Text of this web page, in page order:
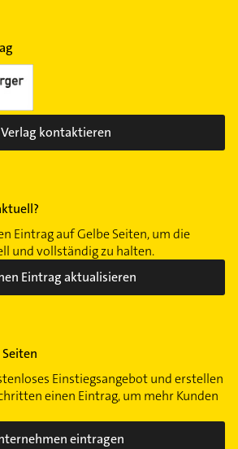
Verlag kontaktieren
Eintrag auf Gelbe Seiten, um die
und vollständig zu halten.
Eintrag aktualisieren
Einstiegsangebot und erstellen
einen Eintrag, um mehr Kunden
eintragen